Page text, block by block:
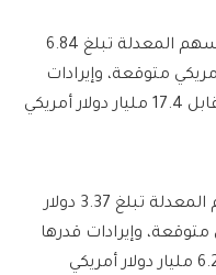
ربحية السهم المعدلة تبلغ 6.84
مقابل 6.44 دولار أمريكي متوقعة، وإيرادات
قدرها 17.1 مليار دولار أمريكي مقابل 17.4 مليار دولار أمريكي
ربحية السهم المعدلة تبلغ 3.37 دولار
أمريكي متوقعة، وإيرادات قدرها
6.16 مليار دولار أمريكي مقابل 6.21 مليار دولار أمريكي